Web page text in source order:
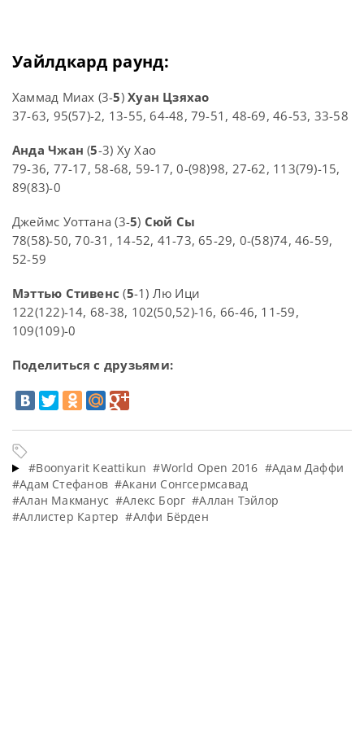
Уайлдкард раунд:
Хаммад Миах (3-5)Хуан Цзяхао
37-63, 95(57)-2, 13-55, 64-48, 79-51, 48-69, 46-53, 33-58
Анда Чжан (5-3) Ху Хао
79-36, 77-17, 58-68, 59-17, 0-(98)98, 27-62, 113(79)-15,
89(83)-0
Джеймс Уоттана (3-5) Сюй Сы
78(58)-50, 70-31, 14-52, 41-73, 65-29, 0-(58)74, 46-59,
52-59
Мэттью Стивенс (5-1) Лю Ици
122(122)-14, 68-38, 102(50,52)-16, 66-46, 11-59,
109(109)-0
Поделиться с друзьями:
#Boonyarit Keattikun #World Open 2016 #Адам Даффи
#Адам Стефанов #Акани Сонгсермсавад
#Алан Макманус #Алекс Борг #Аллан Тэйлор
#Аллистер Картер #Алфи Бёрден